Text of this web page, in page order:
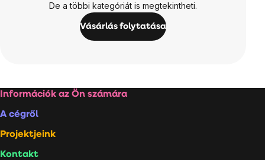
De a többi kategóriát is megtekintheti.
Vásárlás folytatása
Lábléc
Információk az Ön számára
A cégről
Projektjeink
Kontakt